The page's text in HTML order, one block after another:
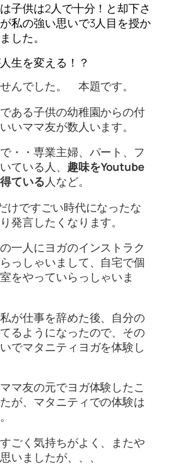
子供は2人で十分！と却下さ
私の強い思いで3人目を授か
した。
生を変える！？
んでした。 本題です。
ある子供の幼稚園からの付
いママ友が数人います。
・・専業主婦、パート、フ
ている人、 趣味をYoutube
ている人など。
けですごい時代になったな
発言したくなります。
一人にヨガのインストラク
っしゃいまして、自宅で個
をやっていらっしゃいま
が仕事を辞めた後、自分の
るようになったので、その
でマタニティヨガを体験し
マ友の元でヨガ体験したこ
が、マタニティでの体験は
ごく気持ちがよく、またや
いましたが、、、